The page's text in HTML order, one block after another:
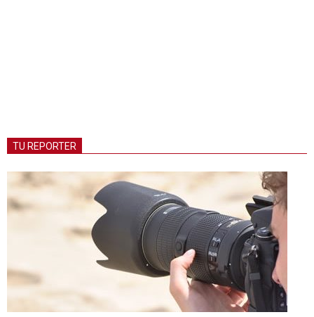
TU REPORTER